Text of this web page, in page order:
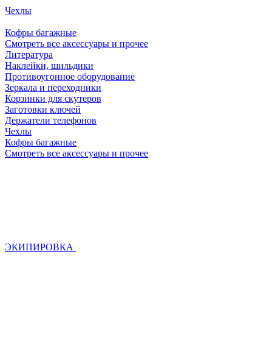
Чехлы
Кофры багажные
Смотреть все аксессуары и прочее
Литература
Наклейки, шильдики
Противоугонное оборудование
Зеркала и переходники
Корзинки для скутеров
Заготовки ключей
Держатели телефонов
Чехлы
Кофры багажные
Смотреть все аксессуары и прочее
ЭКИПИРОВКА